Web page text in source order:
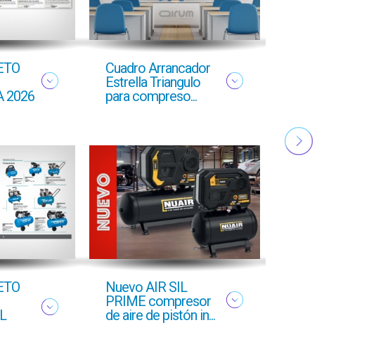
2026
Cuadro Arrancador
Estrella Triangulo
para compreso...
Nuevo AIR SIL
PRIME compresor
de aire de pistón in...